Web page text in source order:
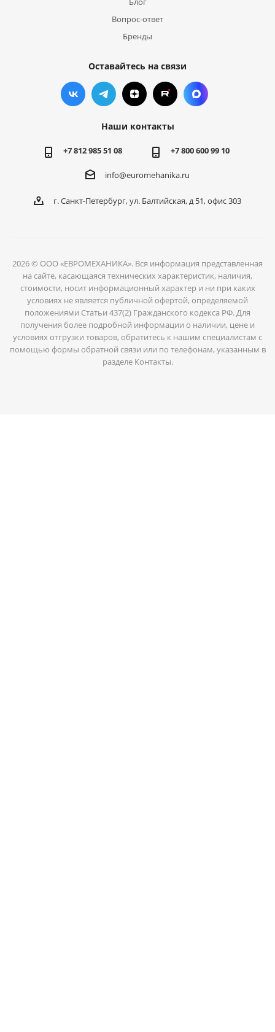
Вопрос-ответ
Бренды
Оставайтесь на связи
Наши контакты
+7 812 985 51 08 +7 800 600 99 10
info@euromehanika.ru
г. Санкт-Петербург, ул. Балтийская, д 51, офис 303
2026 © ООО «ЕВРОМЕХАНИКА». Вся информация представленная
на сайте, касающаяся технических характеристик, наличия,
стоимости, носит информационный характер и ни при каких
условиях не является публичной офертой, определяемой
положениями Статьи 437(2) Гражданского кодекса РФ. Для
получения более подробной информации о наличии, цене и
условиях отгрузки товаров, обратитесь к нашим специалистам с
помощью формы обратной связи или по телефонам, указанным в
разделе Контакты.